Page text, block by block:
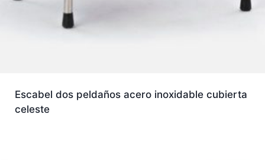
Escabel dos peldaños acero inoxidable cubierta
celeste